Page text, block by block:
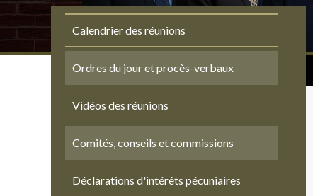
Calendrier des réunions
Ordres du jour et procès-verbaux
Vidéos des réunions
Comités, conseils et commissions
Déclarations d'intérêts pécuniaires